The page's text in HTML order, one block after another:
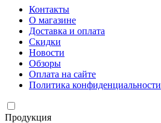
Контакты
О магазине
Доставка и оплата
Скидки
Новости
Обзоры
Оплата на сайте
Политика конфиденциальности
Продукция